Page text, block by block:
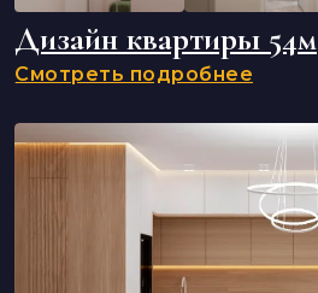
Дизайн квартиры 54м
Смотреть подробнее